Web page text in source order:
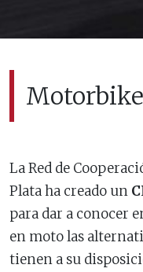
La Red de
Plata ha creado un
para dar a conocer
en moto las
tienen a su